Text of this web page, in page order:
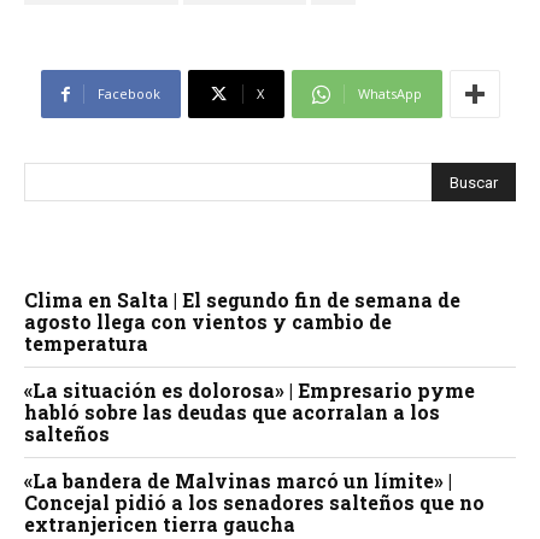
Facebook X WhatsApp
Clima en Salta | El segundo fin de semana de
agosto llega con vientos y cambio de
temperatura
«La situación es dolorosa» | Empresario pyme
habló sobre las deudas que acorralan a los
salteños
«La bandera de Malvinas marcó un límite» |
Concejal pidió a los senadores salteños que no
extranjericen tierra gaucha